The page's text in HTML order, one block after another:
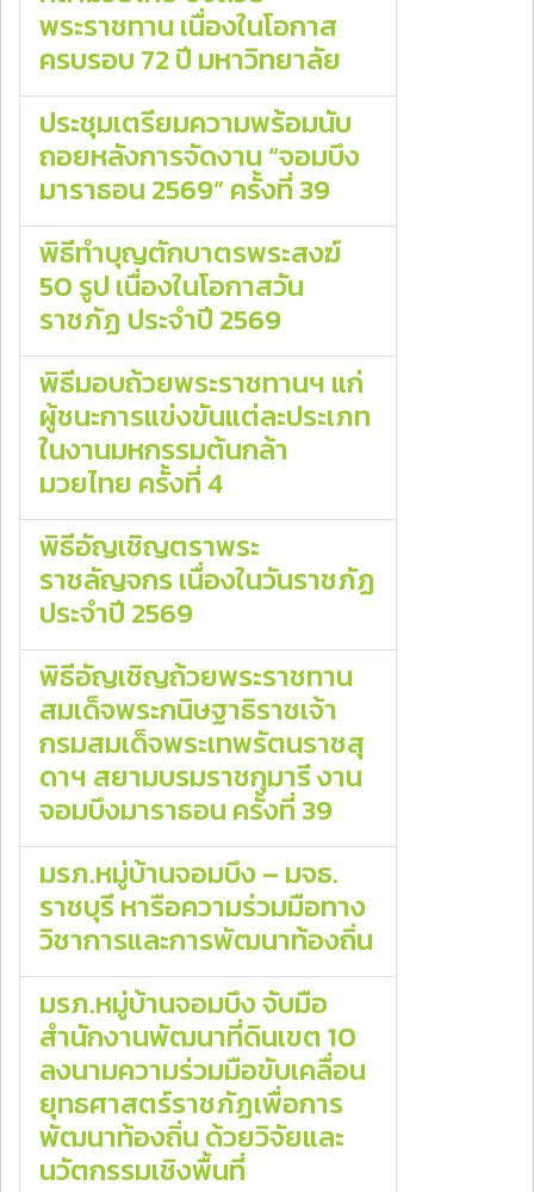
พระราชทาน เนื่องในโอกาส
ครบรอบ 72 ปี มหาวิทยาลัย
ประชุมเตรียมความพร้อมนับ
ถอยหลังการจัดงาน “จอมบึง
มาราธอน 2569” ครั้งที่ 39
พิธีทำบุญตักบาตรพระสงฆ์
50 รูป เนื่องในโอกาสวัน
ราชภัฏ ประจำปี 2569
พิธีมอบถ้วยพระราชทานฯ แก่
ผู้ชนะการแข่งขันแต่ละประเภท
ในงานมหกรรมต้นกล้า
มวยไทย ครั้งที่ 4
พิธีอัญเชิญตราพระ
ราชลัญจกร เนื่องในวันราชภัฏ
ประจำปี 2569
พิธีอัญเชิญถ้วยพระราชทาน
สมเด็จพระกนิษฐาธิราชเจ้า
กรมสมเด็จพระเทพรัตนราชสุ
ดาฯ สยามบรมราชกุมารี งาน
จอมบึงมาราธอน ครั้งที่ 39
มรภ.หมู่บ้านจอมบึง – มจธ.
ราชบุรี หารือความร่วมมือทาง
วิชาการและการพัฒนาท้องถิ่น
มรภ.หมู่บ้านจอมบึง จับมือ
สำนักงานพัฒนาที่ดินเขต 10
ลงนามความร่วมมือขับเคลื่อน
ยุทธศาสตร์ราชภัฏเพื่อการ
พัฒนาท้องถิ่น ด้วยวิจัยและ
นวัตกรรมเชิงพื้นที่